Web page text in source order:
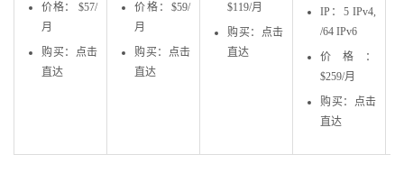
价格： $57/
月
购买：点击
直达
价格：$59/
月
购买：点击
直达
$119/月
购买：点击
直达
IP：5 IPv4,
/64 IPv6
价格：
$259/月
购买：点击
直达